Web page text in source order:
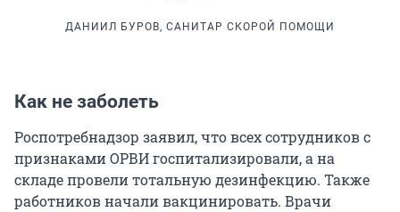
ДАНИИЛ БУРОВ, САНИТАР СКОРОЙ ПОМОЩИ
Как не заболеть
Роспотребнадзор заявил, что всех сотрудников с
признаками ОРВИ госпитализировали, а на
складе провели тотальную дезинфекцию. Также
работников начали вакцинировать. Врачи